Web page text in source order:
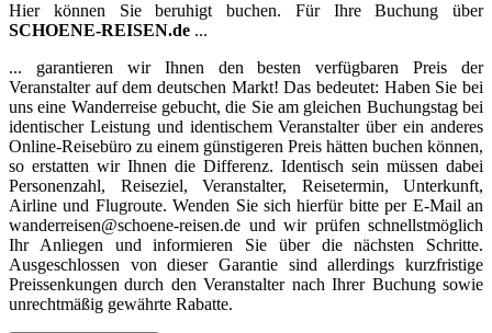
Hier können Sie beruhigt buchen. Für Ihre Buchung über
SCHOENE-REISEN.de ...
... garantieren wir Ihnen den besten verfügbaren Preis der
Veranstalter auf dem deutschen Markt! Das bedeutet: Haben Sie bei
uns eine Wanderreise gebucht, die Sie am gleichen Buchungstag bei
identischer Leistung und identischem Veranstalter über ein anderes
Online-Reisebüro zu einem günstigeren Preis hätten buchen können,
so erstatten wir Ihnen die Differenz. Identisch sein müssen dabei
Personenzahl, Reiseziel, Veranstalter, Reisetermin, Unterkunft,
Airline und Flugroute. Wenden Sie sich hierfür bitte per E-Mail an
wanderreisen@schoene-reisen.de und wir prüfen schnellstmöglich
Ihr Anliegen und informieren Sie über die nächsten Schritte.
Ausgeschlossen von dieser Garantie sind allerdings kurzfristige
Preissenkungen durch den Veranstalter nach Ihrer Buchung sowie
unrechtmäßig gewährte Rabatte.